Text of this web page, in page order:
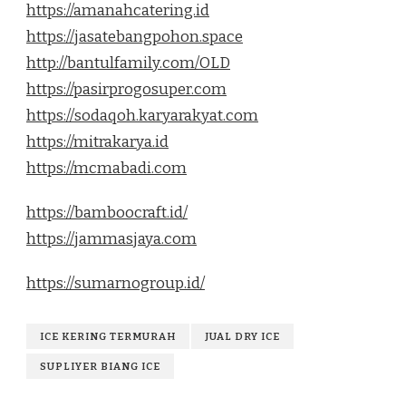
https://amanahcatering.id
https://jasatebangpohon.space
http://bantulfamily.com/OLD
https://pasirprogosuper.com
https://sodaqoh.karyarakyat.com
https://mitrakarya.id
https://mcmabadi.com
https://bamboocraft.id/
https://jammasjaya.com
https://sumarnogroup.id/
ICE KERING TERMURAH JUAL DRY ICE
SUPLIYER BIANG ICE